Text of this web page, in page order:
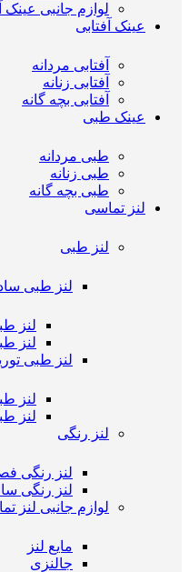
لوازم جانبی
عینک آفتابی
آفتابی مردانه
آفتابی زنانه
آفتابی بچه گانه
عینک طبی
طبی مردانه
طبی زنانه
طبی بچه گانه
لنز تماسی
لنز طبی
لنز طبی
لنز
لنز
لنز طبی
لنز
لنز
لنز رنگی
لنز رنگی
لنز رنگی
لوازم جانبی لنز
مایع لنز
جالنزی